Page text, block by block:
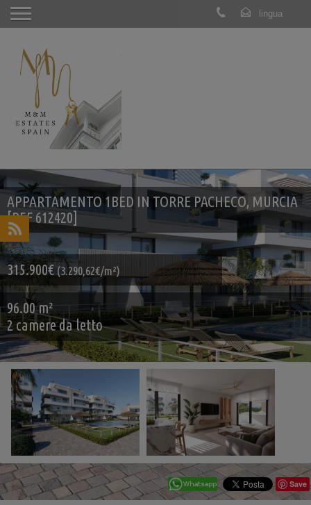
APPARTAMENTO 1BED IN TORRE PACHECO, MURCIA
[REF 612420]
315.900€ (3.290,62€/m²)
96.00 m²
2 camere da letto
Save